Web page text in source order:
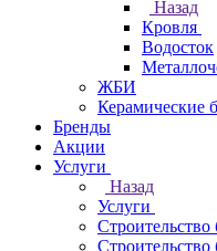
Назад
Кровля
Водосток
ЖБИ
Керамические
Бренды
Акции
Услуги
Назад
Услуги
Строительство
Строительство